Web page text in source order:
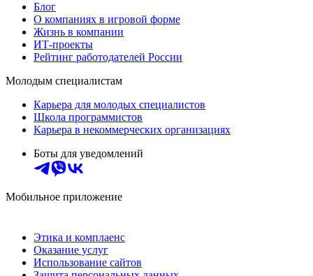
Блог
О компаниях в игровой форме
Жизнь в компании
ИТ-проекты
Рейтинг работодателей России
Молодым специалистам
Карьера для молодых специалистов
Школа программистов
Карьера в некоммерческих организациях
Боты для уведомлений
Мобильное приложение
Этика и комплаенс
Оказание услуг
Использование сайтов